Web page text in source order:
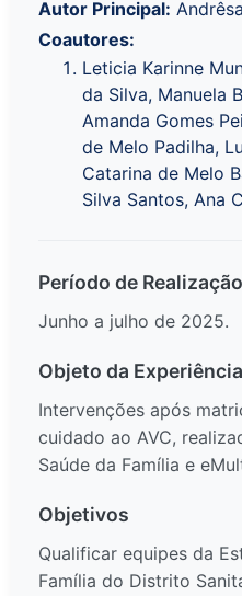
Autor Principal:
Coautores:
Leticia Karinne
da Silva, Manuela
Amanda Gomes
de Melo Padilha,
Catarina de Melo
Silva Santos, Ana
Período de Realização
Junho a julho de 2025.
Objeto da Experiência
Intervenções após
cuidado ao AVC,
Saúde da Família e
Objetivos
Qualificar equipes da
Família do Distrito